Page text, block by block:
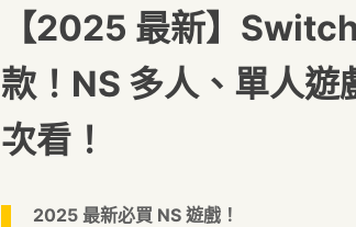
【2025 最新】
款！NS 多人、單人遊
次看！
2025 最新必買 NS 遊戲！